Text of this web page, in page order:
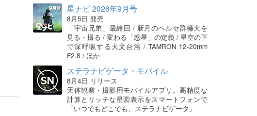
星ナビ 2026年9月号
8月5日 発売
「宇宙兄弟」最終回 / 新月のペルセ群極大を
見る・撮る / 変わる「惑星」の定義 / 星空の下
で深呼吸する天文台浴 / TAMRON 12-20mm
F2.8 / ほか
ステラナビゲータ・モバイル
8月4日 リリース
天体観察・撮影用モバイルアプリ。高精度な
計算とリッチな星図表示をスマートフォンで
「いつでもどこでも、ステラナビゲータ」